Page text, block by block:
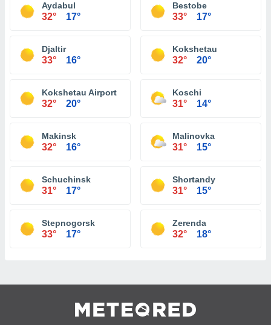
Aydabul
32° 17°
Bestobe
33° 17°
Djaltir
33° 16°
Kokshetau
32° 20°
Kokshetau Airport
32° 20°
Koschi
31° 14°
Makinsk
32° 16°
Malinovka
31° 15°
Schuchinsk
31° 17°
Shortandy
31° 15°
Stepnogorsk
33° 17°
Zerenda
32° 18°